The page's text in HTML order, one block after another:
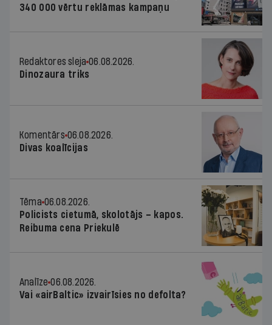
340 000 vērtu reklāmas kampaņu
Redaktores sleja 06.08.2026.
Dinozaura triks
Komentārs 06.08.2026.
Divas koalīcijas
Tēma 06.08.2026.
Policists cietumā, skolotājs – kapos.
Reibuma cena Priekulē
Analīze 06.08.2026.
Vai «airBaltic» izvairīsies no defolta?